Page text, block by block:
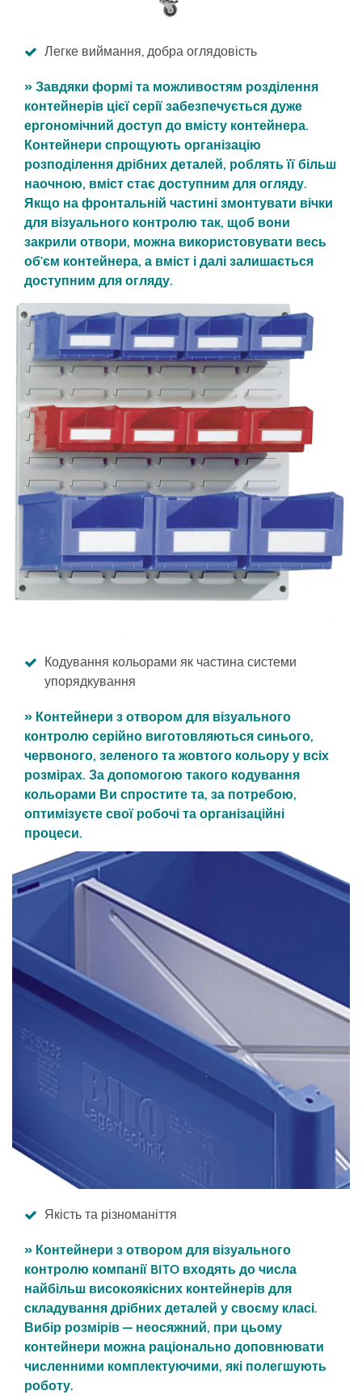
Легке виймання, добра оглядовість
» Завдяки формі та можливостям розділення
контейнерів цієї серії забезпечується дуже
ергономічний доступ до вмісту контейнера.
Контейнери спрощують організацію
розподілення дрібних деталей, роблять її більш
наочною, вміст стає доступним для огляду.
Якщо на фронтальній частині змонтувати вічки
для візуального контролю так, щоб вони
закрили отвори, можна використовувати весь
об'єм контейнера, а вміст і далі залишається
доступним для огляду.
Кодування кольорами як частина системи
упорядкування
» Контейнери з отвором для візуального
контролю серійно виготовляються синього,
червоного, зеленого та жовтого кольору у всіх
розмірах. За допомогою такого кодування
кольорами Ви спростите та, за потребою,
оптимізуєте свої робочі та організаційні
процеси.
Якість та різноманіття
» Контейнери з отвором для візуального
контролю компанії BITO входять до числа
найбільш високоякісних контейнерів для
складування дрібних деталей у своєму класі.
Вибір розмірів — неосяжний, при цьому
контейнери можна раціонально доповнювати
численними комплектуючими, які полегшують
роботу.